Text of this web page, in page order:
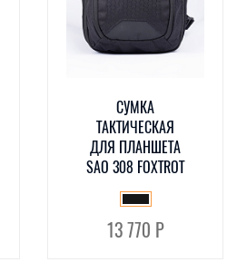
СУМКА
ТАКТИЧЕСКАЯ
ДЛЯ ПЛАНШЕТА
SAO 308 FOXTROT
13 770 Р